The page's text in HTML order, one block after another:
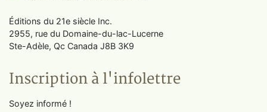
Éditions du 21e siècle Inc.
2955, rue du Domaine-du-lac-Lucerne
Ste-Adèle, Qc Canada J8B 3K9
Inscription à l'infolettre
Soyez informé !